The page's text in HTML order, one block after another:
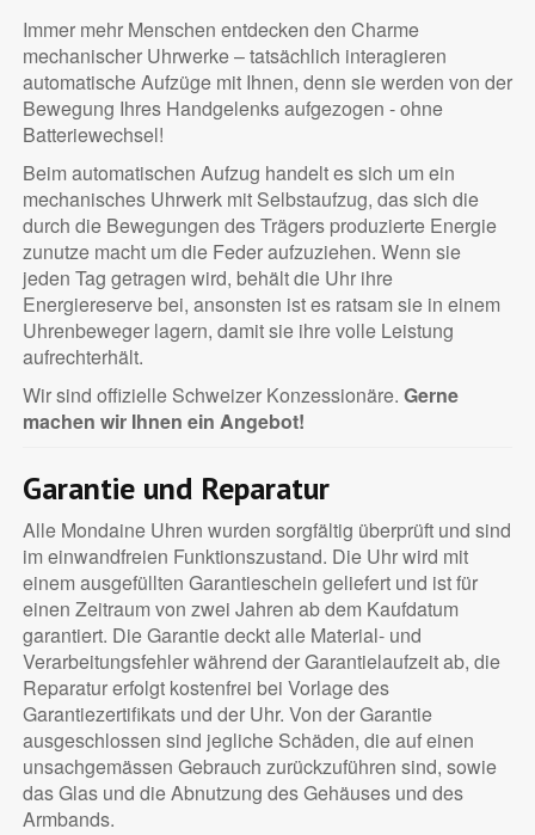
Immer mehr Menschen entdecken den Charme
mechanischer Uhrwerke – tatsächlich interagieren
automatische Aufzüge mit Ihnen, denn sie werden von der
Bewegung Ihres Handgelenks aufgezogen - ohne
Batteriewechsel!
Beim automatischen Aufzug handelt es sich um ein
mechanisches Uhrwerk mit Selbstaufzug, das sich die
durch die Bewegungen des Trägers produzierte Energie
zunutze macht um die Feder aufzuziehen. Wenn sie
jeden Tag getragen wird, behält die Uhr ihre
Energiereserve bei, ansonsten ist es ratsam sie in einem
Uhrenbeweger lagern, damit sie ihre volle Leistung
aufrechterhält.
Wir sind offizielle Schweizer Konzessionäre. Gerne
machen wir Ihnen ein Angebot!
Garantie und Reparatur
Alle Mondaine Uhren wurden sorgfältig überprüft und sind
im einwandfreien Funktionszustand. Die Uhr wird mit
einem ausgefüllten Garantieschein geliefert und ist für
einen Zeitraum von zwei Jahren ab dem Kaufdatum
garantiert. Die Garantie deckt alle Material- und
Verarbeitungsfehler während der Garantielaufzeit ab, die
Reparatur erfolgt kostenfrei bei Vorlage des
Garantiezertifikats und der Uhr. Von der Garantie
ausgeschlossen sind jegliche Schäden, die auf einen
unsachgemässen Gebrauch zurückzuführen sind, sowie
das Glas und die Abnutzung des Gehäuses und des
Armbands.